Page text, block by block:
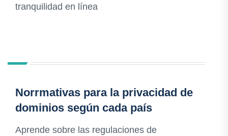
tranquilidad en línea
Norrmativas para la privacidad de
dominios según cada país
Aprende sobre las regulaciones de